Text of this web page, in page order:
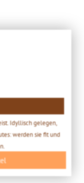
Idyllisch gelegen,
werden sie fit und